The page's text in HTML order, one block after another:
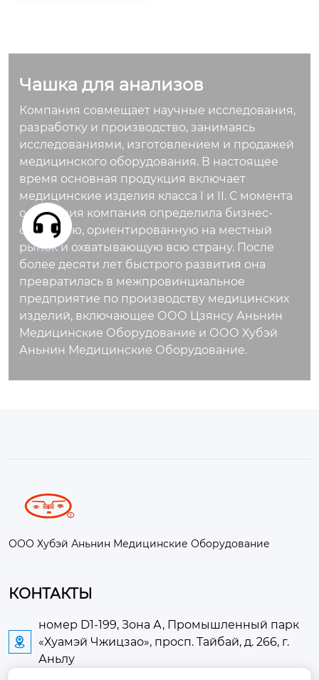
ствиям, не имеет за
на для сбора и хран
ения биологически
х образцов в медиц
инских учреждения
х и диагностически
х лабораториях. Гер
метичная крышка п
редотвращает утеч
ку и контаминацию,
обеспечивая удобс
тво использования.
Чашка для анализов
Компания совмещает научные исследования,
разработку и производство, занимаясь
исследованиями, изготовлением и продажей
медицинского оборудования. В настоящее
время основная продукция включает
медицинские изделия класса I и II. С момента
основания компания определила бизнес-
стратегию, ориентированную на местный
рынок и охватывающую всю страну. После
более десяти лет быстрого развития она
превратилась в межпровинциальное
предприятие по производству медицинских
изделий, включающее ООО Цзянсу Аньнин
Медицинские Оборудование и ООО Хубэй
Аньнин Медицинские Оборудование.
ООО Хубэй Аньнин Медицинские Оборудование
КОНТАКТЫ

номер D1-199, Зона А, Промышленный парк
«Хуамэй Чжицзао», просп. Тайбай, д. 266, г.
Аньлу